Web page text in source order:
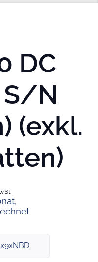
DC
S/N
(exkl.